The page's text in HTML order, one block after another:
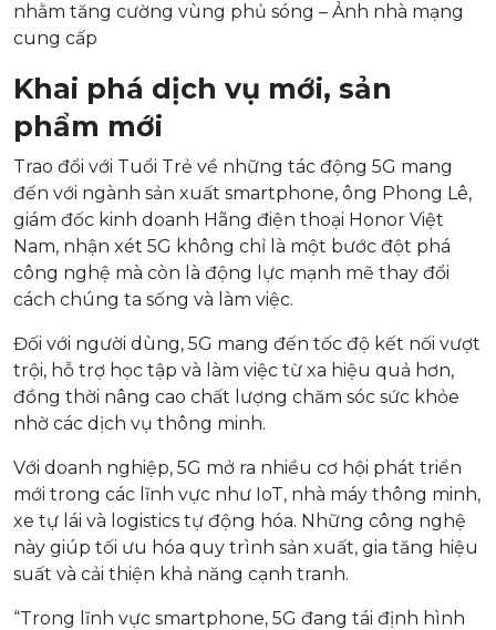
nhằm tăng cường vùng phủ sóng – Ảnh nhà mạng
cung cấp
Khai phá dịch vụ mới, sản
phẩm mới
Trao đổi với Tuổi Trẻ về những tác động 5G mang
đến với ngành sản xuất smartphone, ông Phong Lê,
giám đốc kinh doanh Hãng điện thoại Honor Việt
Nam, nhận xét 5G không chỉ là một bước đột phá
công nghệ mà còn là động lực mạnh mẽ thay đổi
cách chúng ta sống và làm việc.
Đối với người dùng, 5G mang đến tốc độ kết nối vượt
trội, hỗ trợ học tập và làm việc từ xa hiệu quả hơn,
đồng thời nâng cao chất lượng chăm sóc sức khỏe
nhờ các dịch vụ thông minh.
Với doanh nghiệp, 5G mở ra nhiều cơ hội phát triển
mới trong các lĩnh vực như IoT, nhà máy thông minh,
xe tự lái và logistics tự động hóa. Những công nghệ
này giúp tối ưu hóa quy trình sản xuất, gia tăng hiệu
suất và cải thiện khả năng cạnh tranh.
“Trong lĩnh vực smartphone, 5G đang tái định hình